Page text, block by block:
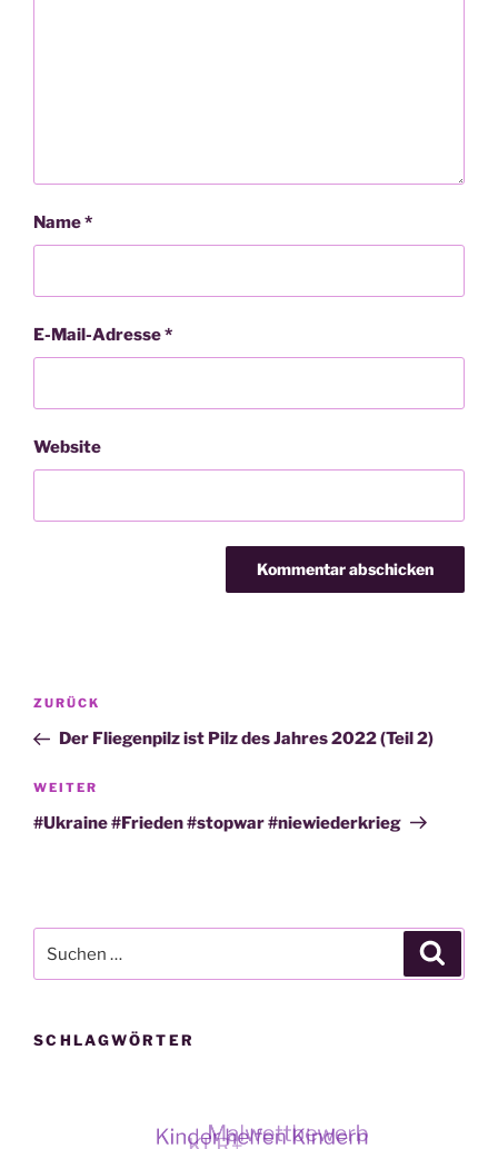
Name*
E-Mail-Adresse*
Website
Beitragsnavigation
Vorheriger
Beitrag
ZURÜCK
Der Fliegenpilz ist Pilz des Jahres 2022 (Teil 2)
Nächster
Beitrag
WEITER
#Ukraine #Frieden #stopwar #niewiederkrieg
nach:
SCHLAGWÖRTER